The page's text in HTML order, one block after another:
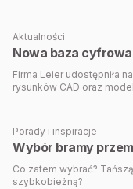
Aktualności
Nowa baza
rozwiązań
Firma Leier udostępniła na platformie Archispace kompletną bibliotekę
rysunków CAD oraz
Porady i inspiracje
Wybór bramy
segmentowa?
Co zatem wybrać?
szybkobieżną?